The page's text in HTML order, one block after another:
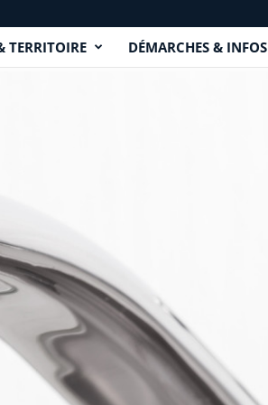
TERRITOIRE DÉMARCHES & INFOS